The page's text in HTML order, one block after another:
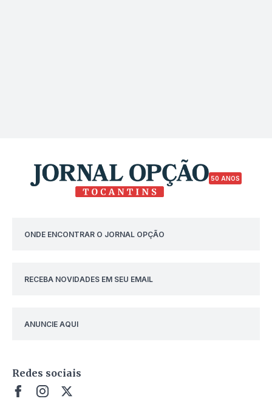
50 ANOS
ONDE ENCONTRAR O JORNAL OPÇÃO
RECEBA NOVIDADES EM SEU EMAIL
ANUNCIE AQUI
Redes sociais